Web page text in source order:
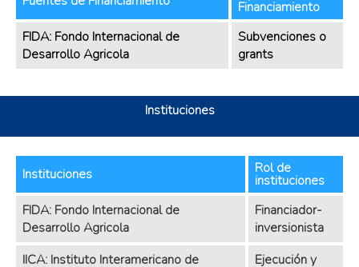
Financiamiento
FIDA: Fondo Internacional de
Desarrollo Agricola
Subvenciones o
grants
Instituciones
Instituciones Rol de
instituciones
FIDA: Fondo Internacional de
Desarrollo Agricola
Financiador-
inversionista
IICA: Instituto Interamericano de
Ejecución y